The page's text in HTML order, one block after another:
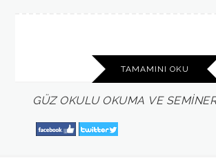
TAMAMINI OKU
GÜZ OKULU OKUMA VE